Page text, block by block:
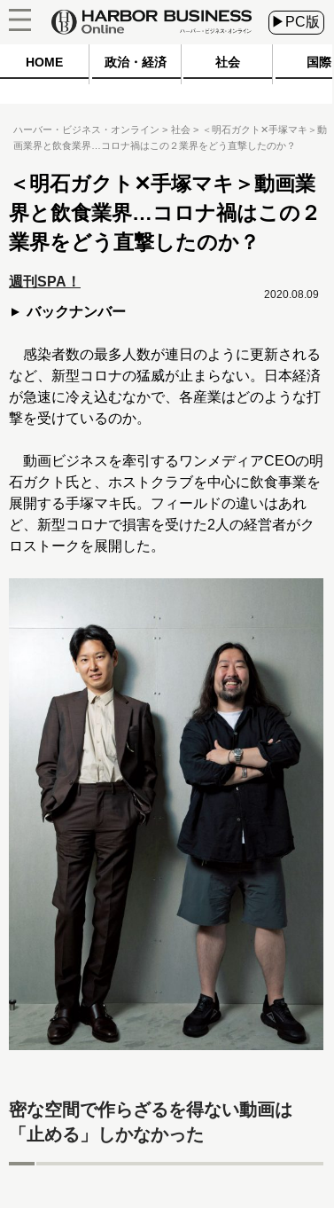
▶PC版
HOME 政治・経済 社会 国際
ハーバー・ビジネス・オンライン 社会
＜明石ガクト✕手塚マキ＞動
画業界と飲食業界…コロナ禍はこの２業界をどう直撃したのか？
＜明石ガクト✕手塚マキ＞動画業
界と飲食業界…コロナ禍はこの２
業界をどう直撃したのか？
週刊SPA！
バックナンバー
2020.08.09
感染者数の最多人数が連日のように更新される
など、新型コロナの猛威が止まらない。日本経済
が急速に冷え込むなかで、各産業はどのような打
撃を受けているのか。
動画ビジネスを牽引するワンメディアCEOの明
石ガクト氏と、ホストクラブを中心に飲食事業を
展開する手塚マキ氏。フィールドの違いはあれ
ど、新型コロナで損害を受けた2人の経営者がク
ロストークを展開した。
密な空間で作らざるを得ない動画は
「止める」しかなかった